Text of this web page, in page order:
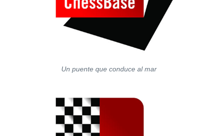
Un puente que conduce al mar